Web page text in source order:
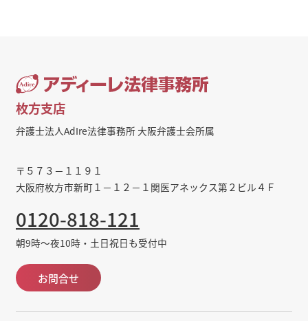
枚方支店
弁護士法人AdIre法律事務所 大阪弁護士会所属
〒５７３－１１９１
大阪府枚方市新町１－１２－１関医アネックス第２ビル４Ｆ
0120-818-121
朝9時～夜10時・土日祝日も受付中
お問合せ